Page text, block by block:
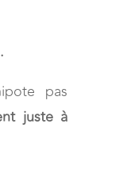
pas
juste à